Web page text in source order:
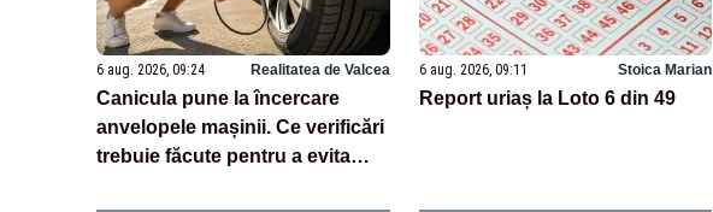
6 aug. 2026, 09:24 Realitatea de Valcea
Canicula pune la încercare
anvelopele mașinii. Ce verificări
trebuie făcute pentru a evita
6 aug. 2026, 09:11 Stoica Marian
Report uriaș la Loto 6 din 49